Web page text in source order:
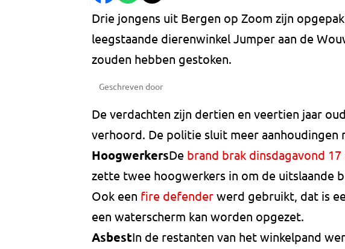
Drie jongens uit Bergen op Zoom zijn
leegstaande dierenwinkel Jumper aan de
zouden hebben gestoken.
Geschreven door
De verdachten zijn dertien en veertien jaar
verhoord. De politie sluit meer aanhoudingen
HoogwerkersDe brand brak dinsdagavond
zette twee hoogwerkers in om de uitslaande
Ook een fire defender werd gebruikt, dat is
een waterscherm kan worden opgezet.
AsbestIn de restanten van het winkelpand